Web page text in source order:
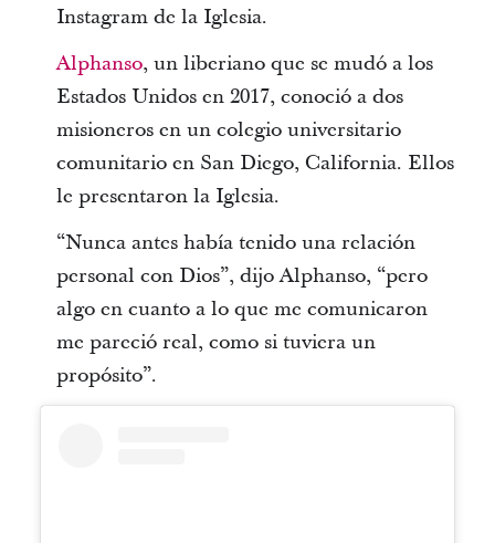
Instagram de la Iglesia.
Alphanso, un liberiano que se mudó a los
Estados Unidos en 2017, conoció a dos
misioneros en un colegio universitario
comunitario en San Diego, California. Ellos
le presentaron la Iglesia.
“Nunca antes había tenido una relación
personal con Dios”, dijo Alphanso, “pero
algo en cuanto a lo que me comunicaron
me pareció real, como si tuviera un
propósito”.